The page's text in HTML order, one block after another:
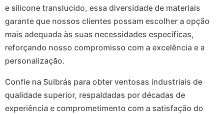
e silicone translucido, essa diversidade de materiais
garante que nossos clientes possam escolher a opção
mais adequada às suas necessidades específicas,
reforçando nosso compromisso com a excelência e a
personalização.
Confie na Sulbrás para obter ventosas industriais de
qualidade superior, respaldadas por décadas de
experiência e comprometimento com a satisfação do